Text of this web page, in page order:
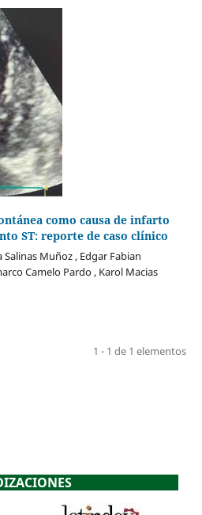
como causa de infarto
ST: reporte de caso clínico
Muñoz , Edgar Fabian
Camelo Pardo , Karol Macias
1 - 1 de 1 elementos